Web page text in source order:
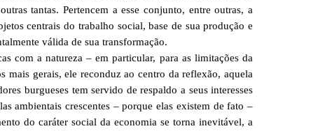
tantas. Pertencem a esse conjunto, entre outras, a
centrais do trabalho social, base de sua produção e
válida de sua transformação.
a natureza – em particular, para as limitações da
mais gerais, ele reconduz ao centro da reflexão, aquela
burgueses tem servido de respaldo a seus interesses
ambientais crescentes – porque elas existem de fato –
do caráter social da economia se torna inevitável, a